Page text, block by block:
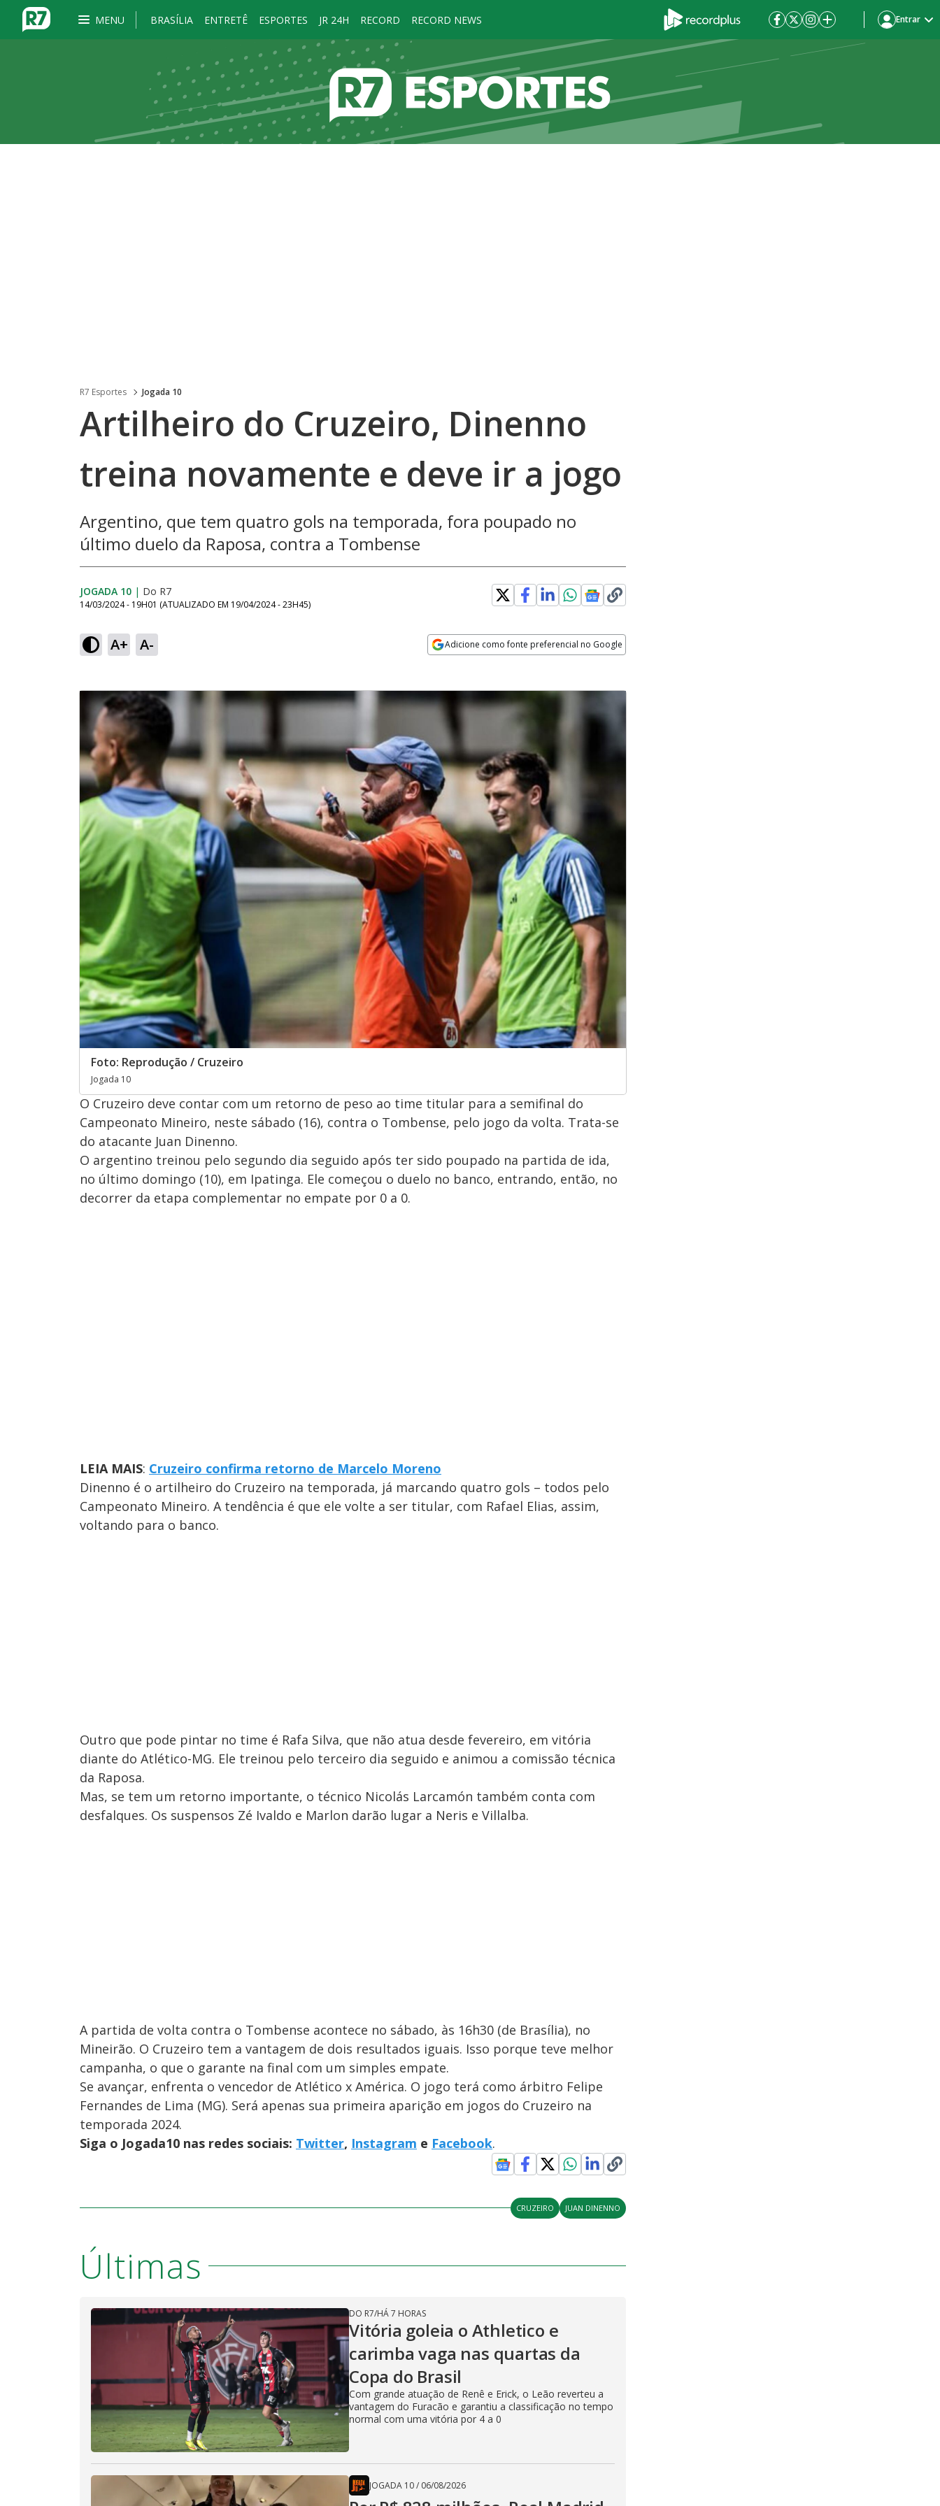
MENU BRASÍLIA ENTRETÊ ESPORTES JR 24H RECORD RECORD NEWS Entrar
R7 Esportes Jogada 10
Artilheiro do Cruzeiro, Dinenno
treina novamente e deve ir a jogo
Argentino, que tem quatro gols na temporada, fora poupado no
último duelo da Raposa, contra a Tombense
JOGADA 10 | Do R7
14/03/2024 - 19H01 (ATUALIZADO EM 19/04/2024 - 23H45)
A+ A- Adicione como fonte preferencial no Google
Foto: Reprodução / Cruzeiro
Jogada 10
O Cruzeiro deve contar com um retorno de peso ao time titular para a semifinal do
Campeonato Mineiro, neste sábado (16), contra o Tombense, pelo jogo da volta. Trata-se
do atacante Juan Dinenno.
O argentino treinou pelo segundo dia seguido após ter sido poupado na partida de ida,
no último domingo (10), em Ipatinga. Ele começou o duelo no banco, entrando, então, no
decorrer da etapa complementar no empate por 0 a 0.
LEIA MAIS: Cruzeiro confirma retorno de Marcelo Moreno
Dinenno é o artilheiro do Cruzeiro na temporada, já marcando quatro gols – todos pelo
Campeonato Mineiro. A tendência é que ele volte a ser titular, com Rafael Elias, assim,
voltando para o banco.
Outro que pode pintar no time é Rafa Silva, que não atua desde fevereiro, em vitória
diante do Atlético-MG. Ele treinou pelo terceiro dia seguido e animou a comissão técnica
da Raposa.
Mas, se tem um retorno importante, o técnico Nicolás Larcamón também conta com
desfalques. Os suspensos Zé Ivaldo e Marlon darão lugar a Neris e Villalba.
A partida de volta contra o Tombense acontece no sábado, às 16h30 (de Brasília), no
Mineirão. O Cruzeiro tem a vantagem de dois resultados iguais. Isso porque teve melhor
campanha, o que o garante na final com um simples empate.
Se avançar, enfrenta o vencedor de Atlético x América. O jogo terá como árbitro Felipe
Fernandes de Lima (MG). Será apenas sua primeira aparição em jogos do Cruzeiro na
temporada 2024.
Siga o Jogada10 nas redes sociais: Twitter, Instagram e Facebook.
CRUZEIRO JUAN DINENNO
Últimas
DO R7/HÁ 7 HORAS
Vitória goleia o Athletico e
carimba vaga nas quartas da
Copa do Brasil
Com grande atuação de Renê e Erick, o Leão reverteu a
vantagem do Furacão e garantiu a classificação no tempo
normal com uma vitória por 4 a 0
JOGADA 10/ 06/08/2026